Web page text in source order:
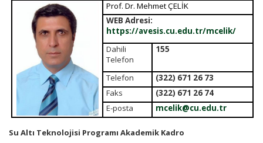
Prof. Dr. Mehmet ÇELİK
WEB Adresi:
https://avesis.cu.edu.tr/mcelik/
Dahili
Telefon
155
Telefon
(322) 671 26 73
Faks
(322) 671 26 74
E-posta
mcelik@cu.edu.tr
Su Altı Teknolojisi Programı Akademik Kadro